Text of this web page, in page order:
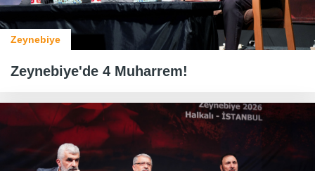
Zeynebiye
Zeynebiye'de 4 Muharrem!